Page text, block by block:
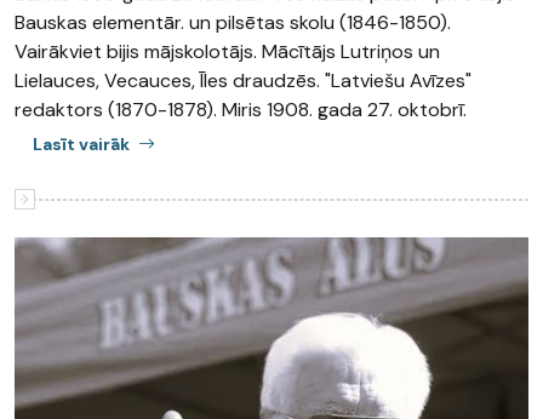
Bauskas elementār. un pilsētas skolu (1846-1850).
Vairākviet bijis mājskolotājs. Mācītājs Lutriņos un
Lielauces, Vecauces, Īles draudzēs. "Latviešu Avīzes"
redaktors (1870-1878). Miris 1908. gada 27. oktobrī.
Lasīt vairāk